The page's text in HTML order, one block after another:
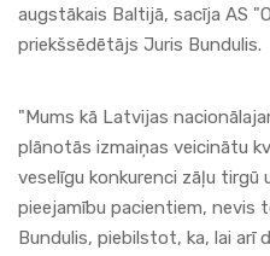
augstākais Baltijā, sacīja AS
priekšsēdētājs Juris Bundulis.
"Mums kā Latvijas
plānotās izmaiņas veicinātu
veselīgu konkurenci zāļu tirgū
pieejamību pacientiem, nevis
Bundulis, piebilstot, ka, lai arī